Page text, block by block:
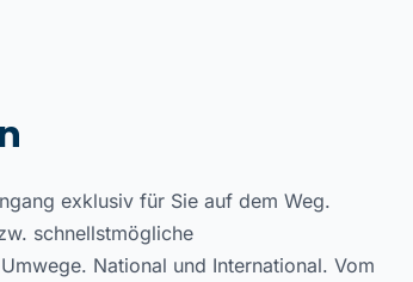
exklusiv für Sie auf dem Weg.
schnellstmögliche
National und International. Vom